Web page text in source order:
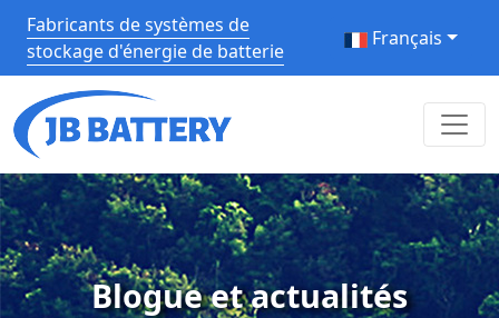
Fabricants de systèmes de
stockage d'énergie de batterie
Français
Blogue et actualités